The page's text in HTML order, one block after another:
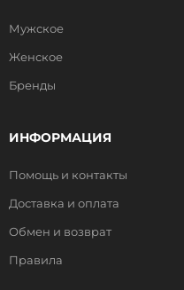
Мужское
Женское
Бренды
ИНФОРМАЦИЯ
Помощь и контакты
Доставка и оплата
Обмен и возврат
Правила